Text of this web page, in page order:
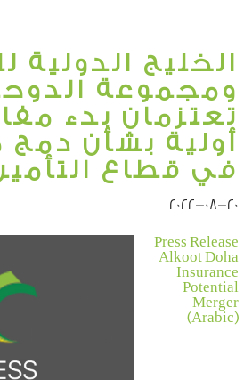
الخليج الدولية
ومجموعة
تعتزمان بدء
أولية بشأن
في قطاع
2022-08-20
Press Release
Alkoot Doha
Insurance
Potential
Merger
(Arabic)